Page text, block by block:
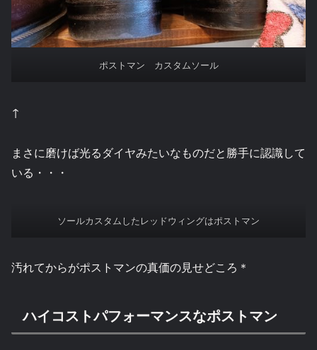
ポストマン カスタムソール
↑
まさに磨けば光るダイヤみたいなものだと勝手に認識して
いる・・・
ソールカスタムしたレッドウィングはポストマン
汚れてからがポストマンの真価の見せどころ＊
ハイコストパフォーマンスなポストマン